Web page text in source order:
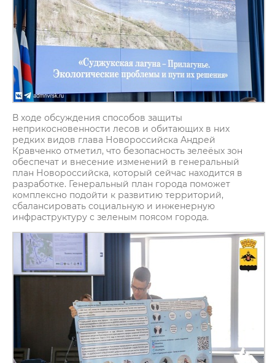
В ходе обсуждения способов защиты
неприкосновенности лесов и обитающих в них
редких видов глава Новороссийска Андрей
Кравченко отметил, что безопасность зелеёых зон
обеспечат и внесение изменений в генеральный
план Новороссийска, который сейчас находится в
разработке. Генеральный план города поможет
комплексно подойти к развитию территорий,
сбалансировать социальную и инженерную
инфраструктуру с зеленым поясом города.